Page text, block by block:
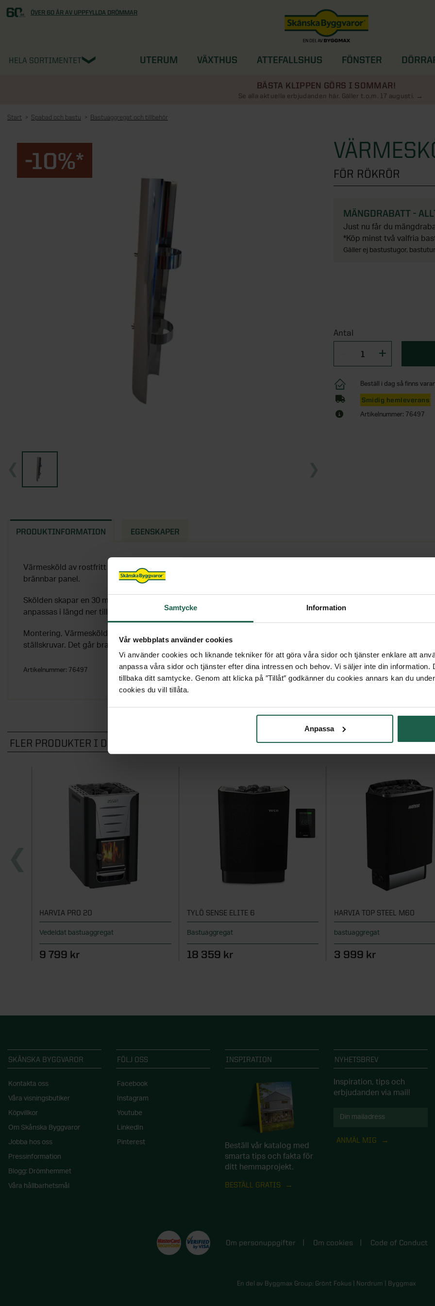
Samtycke Information
Vår webbplats använder cookies
Vi använder cookies och liknande tekniker för att göra våra sidor och tjänster enklare att
anpassa våra sidor och tjänster efter dina intressen och behov. Vi säljer inte din information.
tillbaka ditt samtycke. Genom att klicka på ″Tillåt″ godkänner du cookies annars kan du
cookies du vill tillåta.
Anpassa
ÖVER 60 ÅR AV UPPFYLLDA DRÖMMAR
HELA SORTIMENTET UTERUM VÄXTHUS ATTEFALLSHUS FÖNSTER
BÄSTA KLIPPEN GÖRS I SOMMAR!
Se alla aktuella erbjudanden här. Gäller t.o.m. 17 augusti.
Start Spabad och bastu Bastuaggregat och tillbehör
-10%* FÖR RÖKRÖR
MÄNGDRABATT -
Just nu får du
*Köp minst två valfria
Gäller ej bastustugor,
Antal
Beställ i dag så finns
Smidig hemleverans
Artikelnummer: 76497
PRODUKTINFORMATION EGENSKAPER
Värmesköld av rostfritt stål avsett att fästas på rökrör som skydd för intilliggande
brännbar panel.
Skölden skapar en 30 mm luftdistans mellan rökrör och sköld. Värmeskyddet kan
anpassas i längd ner till 350 mm genom att kapas i ändarna.
Montering, Värmeskölden monteras enkelt på rökröret med rostfria stålband och
ställskruvar. Det går bra att eftermontera värmeskyddet även på befintliga rökrör.
Artikelnummer: 76497
FLER PRODUKTER I DENNA KATEGORI
HARVIA PRO 20
Vedeldat bastuaggregat
9 799 kr
TYLÖ SENSE ELITE 6
Bastuaggregat
18 359 kr
HARVIA TOP STEEL M60
bastuaggregat
3 999 kr
SKÅNSKA BYGGVAROR
Kontakta oss
Våra visningsbutiker
Köpvillkor
Om Skånska Byggvaror
Jobba hos oss
Pressinformation
Blogg: Drömhemmet
Våra hållbarhetsmål
FÖLJ OSS
Facebook
Instagram
Youtube
LinkedIn
Pinterest
INSPIRATION
Beställ vår katalog med
smarta tips och fakta för
ditt hemmaprojekt.
BESTÄLL GRATIS
NYHETSBREV
Inspiration, tips och
erbjudanden via mail!
ANMÄL MIG
Om personuppgifter Om cookies Code of Conduct
En del av Byggmax Group: Grönt Fokus Nordrum Byggmax